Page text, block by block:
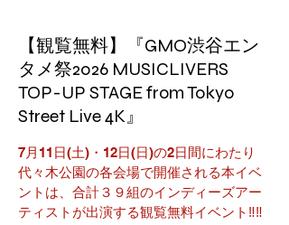
【観覧無料】『GMO渋谷エン
タメ祭2026 MUSICLIVERS
TOP-UP STAGE from Tokyo
Street Live 4K』
7月11日(土)・12日(日)の2日間にわたり
代々木公園の各会場で開催される本イベ
ントは、合計３９組のインディーズアー
ティストが出演する観覧無料イベント‼︎‼︎